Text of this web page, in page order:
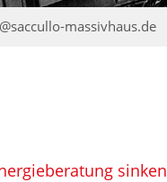
massivhaus.de
sinken